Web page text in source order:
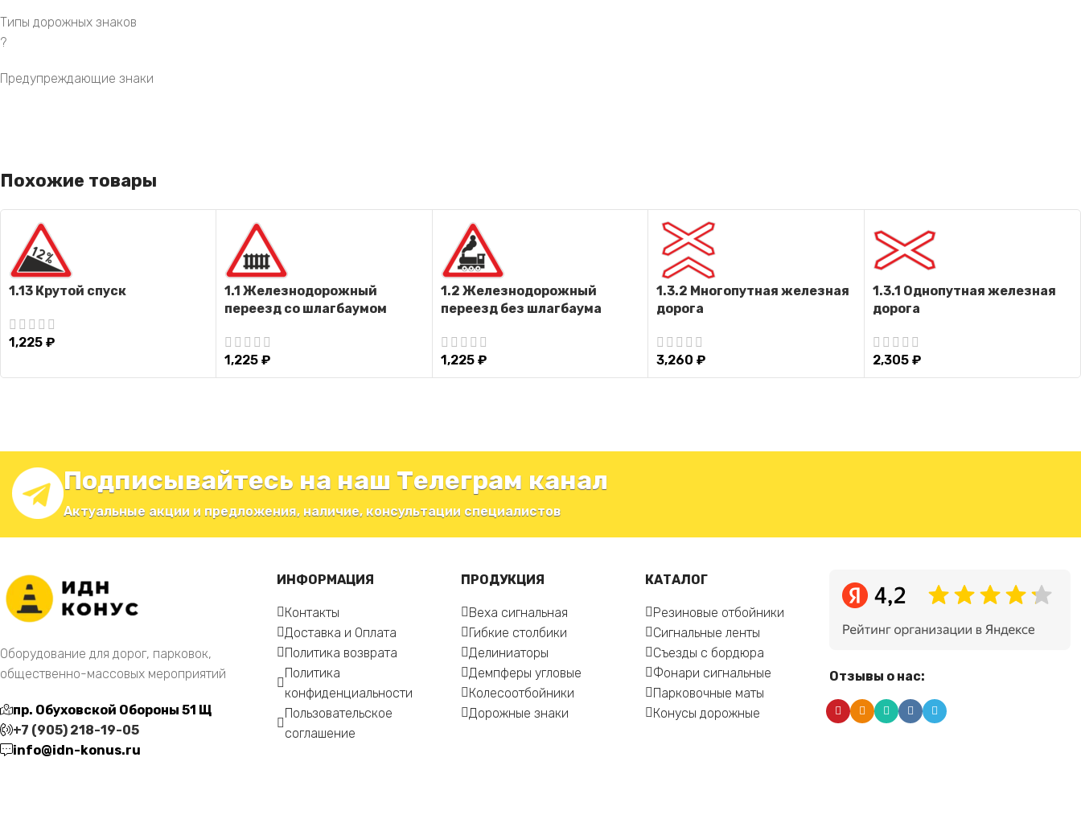
Типы дорожных знаков
?
Предупреждающие знаки
Похожие товары
1.13 Крутой спуск
1,225 ₽
1.1 Железнодорожный
переезд со шлагбаумом
1,225₽
1.2 Железнодорожный
переезд без шлагбаума
1,225 ₽
1.3.2 Многопутная железная
дорога
3,260₽
1.3.1 Однопутная железная
дорога
2,305 ₽
Подписывайтесь на наш Телеграм канал
Актуальные акции и предложения, наличие, консультации специалистов
Оборудование для дорог, парковок,
общественно-массовых мероприятий
пр. Обуховской Обороны 51 Щ
+7 (905) 218-19-05
info@idn-konus.ru
ИНФОРМАЦИЯ
Контакты
Доставка и Оплата
Политика возврата
Политика
конфиденциальности
Пользовательское
соглашение
ПРОДУКЦИЯ
Веха сигнальная
Гибкие столбики
Делиниаторы
Демпферы угловые
Колесоотбойники
Дорожные знаки
КАТАЛОГ
Резиновые отбойники
Сигнальные ленты
Съезды с бордюра
Фонари сигнальные
Парковочные маты
Конусы дорожные
Отзывы о нас: